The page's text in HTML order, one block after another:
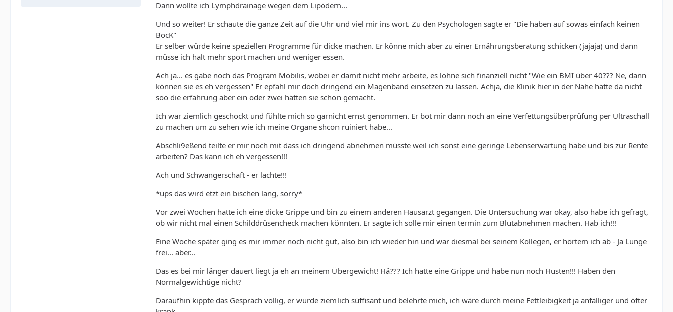
Dann wollte ich Lymphdrainage wegen dem Lipödem...
Und so weiter! Er schaute die ganze Zeit auf die Uhr und viel mir ins wort. Zu den Psychologen sagte er "Die haben auf sowas einfach keinen
BocK"
Er selber würde keine speziellen Programme für dicke machen. Er könne mich aber zu einer Ernährungsberatung schicken (jajaja) und dann
müsse ich halt mehr sport machen und weniger essen.
Ach ja... es gabe noch das Program Mobilis, wobei er damit nicht mehr arbeite, es lohne sich finanziell nicht "Wie ein BMI über 40??? Ne, dann
können sie es eh vergessen" Er epfahl mir doch dringend ein Magenband einsetzen zu lassen. Achja, die Klinik hier in der Nähe hätte da nicht
soo die erfahrung aber ein oder zwei hätten sie schon gemacht.
Ich war ziemlich geschockt und fühlte mich so garnicht ernst genommen. Er bot mir dann noch an eine Verfettungsüberprüfung per Ultraschall
zu machen um zu sehen wie ich meine Organe shcon ruiniert habe...
Abschli9eßend teilte er mir noch mit dass ich dringend abnehmen müsste weil ich sonst eine geringe Lebenserwartung habe und bis zur Rente
arbeiten? Das kann ich eh vergessen!!!
Ach und Schwangerschaft - er lachte!!!
*ups das wird etzt ein bischen lang, sorry*
Vor zwei Wochen hatte ich eine dicke Grippe und bin zu einem anderen Hausarzt gegangen. Die Untersuchung war okay, also habe ich gefragt,
ob wir nicht mal einen Schilddrüsencheck machen könnten. Er sagte ich solle mir einen termin zum Blutabnehmen machen. Hab ich!!!
Eine Woche später ging es mir immer noch nicht gut, also bin ich wieder hin und war diesmal bei seinem Kollegen, er hörtem ich ab - Ja Lunge
frei... aber...
Das es bei mir länger dauert liegt ja eh an meinem Übergewicht! Hä??? Ich hatte eine Grippe und habe nun noch Husten!!! Haben den
Normalgewichtige nicht?
Daraufhin kippte das Gespräch völlig, er wurde ziemlich süffisant und belehrte mich, ich wäre durch meine Fettleibigkeit ja anfälliger und öfter